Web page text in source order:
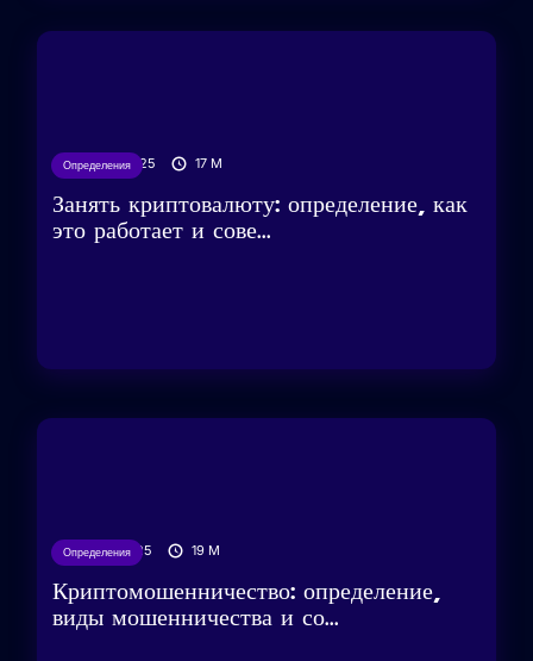
Определения
20/03/2025 17 M
Занять криптовалюту: определение, как
это работает и сове...
Определения
19/03/2025 19 M
Криптомошенничество: определение,
виды мошенничества и со...